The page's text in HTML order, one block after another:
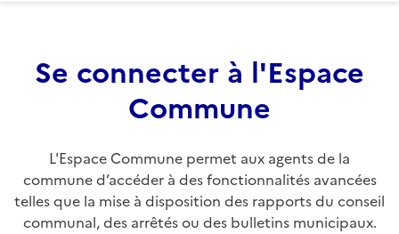
Se connecter à l'Espace
Commune
L'Espace Commune permet aux agents de la
commune d’accéder à des fonctionnalités avancées
telles que la mise à disposition des rapports du conseil
communal, des arrêtés ou des bulletins municipaux.